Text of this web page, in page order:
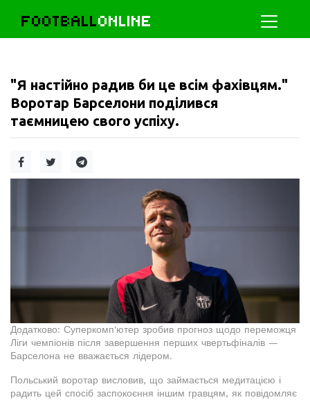
FOOTBALLONLINE
"Я настійно радив би це всім фахівцям."
Воротар Барселони поділився
таємницею свого успіху.
Додатково: Суперкомп'ютер зробив прогноз щодо переможця
Ліги чемпіонів після завершення перших чвертьфіналів —
Барселона не вважається лідером.
Польський воротар висловив, що займається медитацією і
радить цей спосіб заспокоєння іншим гравцям, як повідомляє